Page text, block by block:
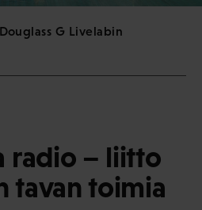
G Livelabin
radio – liitto
tavan toimia